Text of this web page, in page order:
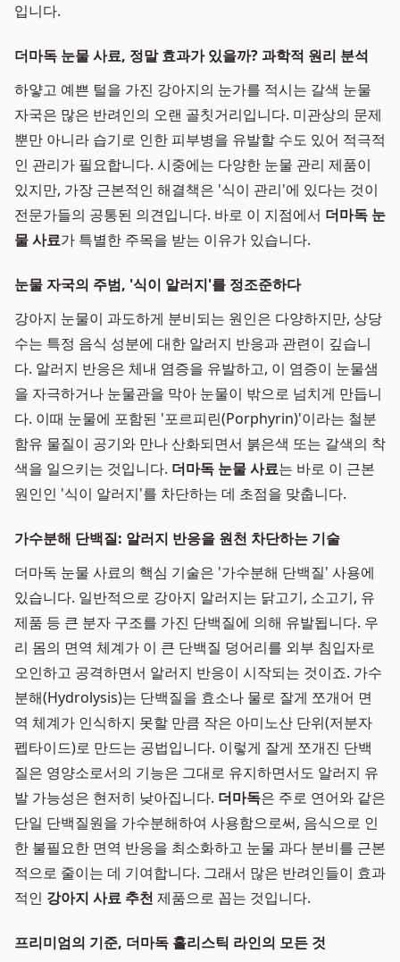
입니다.
더마독 눈물 사료, 정말 효과가 있을까? 과학적 원리 분석
하얗고 예쁜 털을 가진 강아지의 눈가를 적시는 갈색 눈물
자국은 많은 반려인의 오랜 골칫거리입니다. 미관상의 문제
뿐만 아니라 습기로 인한 피부병을 유발할 수도 있어 적극적
인 관리가 필요합니다. 시중에는 다양한 눈물 관리 제품이
있지만, 가장 근본적인 해결책은 '식이 관리'에 있다는 것이
전문가들의 공통된 의견입니다. 바로 이 지점에서 더마독 눈
물 사료가 특별한 주목을 받는 이유가 있습니다.
눈물 자국의 주범, '식이 알러지'를 정조준하다
강아지 눈물이 과도하게 분비되는 원인은 다양하지만, 상당
수는 특정 음식 성분에 대한 알러지 반응과 관련이 깊습니
다. 알러지 반응은 체내 염증을 유발하고, 이 염증이 눈물샘
을 자극하거나 눈물관을 막아 눈물이 밖으로 넘치게 만듭니
다. 이때 눈물에 포함된 '포르피린(Porphyrin)'이라는 철분
함유 물질이 공기와 만나 산화되면서 붉은색 또는 갈색의 착
색을 일으키는 것입니다. 더마독 눈물 사료는 바로 이 근본
원인인 '식이 알러지'를 차단하는 데 초점을 맞춥니다.
가수분해 단백질: 알러지 반응을 원천 차단하는 기술
더마독 눈물 사료의 핵심 기술은 '가수분해 단백질' 사용에
있습니다. 일반적으로 강아지 알러지는 닭고기, 소고기, 유
제품 등 큰 분자 구조를 가진 단백질에 의해 유발됩니다. 우
리 몸의 면역 체계가 이 큰 단백질 덩어리를 외부 침입자로
오인하고 공격하면서 알러지 반응이 시작되는 것이죠. 가수
분해(Hydrolysis)는 단백질을 효소나 물로 잘게 쪼개어 면
역 체계가 인식하지 못할 만큼 작은 아미노산 단위(저분자
펩타이드)로 만드는 공법입니다. 이렇게 잘게 쪼개진 단백
질은 영양소로서의 기능은 그대로 유지하면서도 알러지 유
발 가능성은 현저히 낮아집니다. 더마독은 주로 연어와 같은
단일 단백질원을 가수분해하여 사용함으로써, 음식으로 인
한 불필요한 면역 반응을 최소화하고 눈물 과다 분비를 근본
적으로 줄이는 데 기여합니다. 그래서 많은 반려인들이 효과
적인 강아지 사료 추천 제품으로 꼽는 것입니다.
프리미엄의 기준, 더마독 홀리스틱 라인의 모든 것